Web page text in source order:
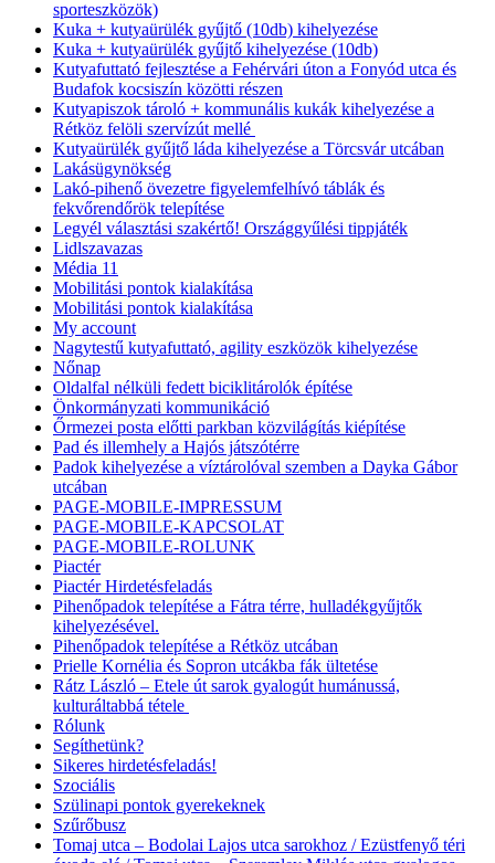
sporteszközök)
Kuka + kutyaürülék gyűjtő (10db) kihelyezése
Kuka + kutyaürülék gyűjtő kihelyezése (10db)
Kutyafuttató fejlesztése a Fehérvári úton a Fonyód utca és
Budafok kocsiszín közötti részen
Kutyapiszok tároló + kommunális kukák kihelyezése a
Rétköz felöli szervízút mellé
Kutyaürülék gyűjtő láda kihelyezése a Törcsvár utcában
Lakásügynökség
Lakó-pihenő övezetre figyelemfelhívó táblák és
fekvőrendőrök telepítése
Legyél választási szakértő! Országgyűlési tippjáték
Lidlszavazas
Média 11
Mobilitási pontok kialakítása
Mobilitási pontok kialakítása
My account
Nagytestű kutyafuttató, agility eszközök kihelyezése
Nőnap
Oldalfal nélküli fedett biciklitárolók építése
Önkormányzati kommunikáció
Őrmezei posta előtti parkban közvilágítás kiépítése
Pad és illemhely a Hajós játszótérre
Padok kihelyezése a víztárolóval szemben a Dayka Gábor
utcában
PAGE-MOBILE-IMPRESSUM
PAGE-MOBILE-KAPCSOLAT
PAGE-MOBILE-ROLUNK
Piactér
Piactér Hirdetésfeladás
Pihenőpadok telepítése a Fátra térre, hulladékgyűjtők
kihelyezésével.
Pihenőpadok telepítése a Rétköz utcában
Prielle Kornélia és Sopron utcákba fák ültetése
Rátz László – Etele út sarok gyalogút humánussá,
kulturáltabbá tétele
Rólunk
Segíthetünk?
Sikeres hirdetésfeladás!
Szociális
Szülinapi pontok gyerekeknek
Szűrőbusz
Tomaj utca – Bodolai Lajos utca sarokhoz / Ezüstfenyő téri